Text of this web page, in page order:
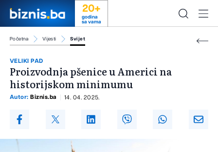
20+
godina
sa vama
Početna Vijesti Svijet
VELIKI PAD
Proizvodnja pšenice u Americi na
historijskom minimumu
Autor: Biznis.ba 14. 04. 2025.